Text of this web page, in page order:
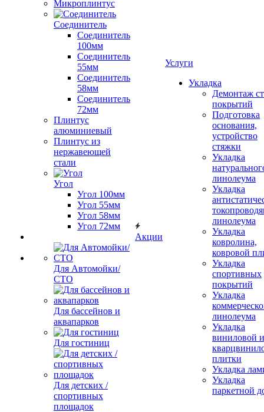
Микроплинтус
Соединитель
Соединитель
100мм
Соединитель
55мм
Соединитель
58мм
Соединитель
72мм
Плинтус
алюминиевый
Плинтус из
нержавеющей
стали
Угол
Угол 100мм
Угол 55мм
Угол 58мм
Угол 72мм
Для Автомойки/
СТО
Для бассейнов и
аквапарков
Для гостиниц
Для детских /
спортивных
площадок
Акции
Услуги
Укладка
Демонтаж
покрытий
Подготовка
основания,
устройство
стяжки
Укладка
линолеума
Укладка
линолеума
Укладка
ковролина,
ковровой
Укладка
спортивных
покрытий
Укладка
линолеума
Укладка
виниловой и
плитки
Укладка
Укладка
паркетной